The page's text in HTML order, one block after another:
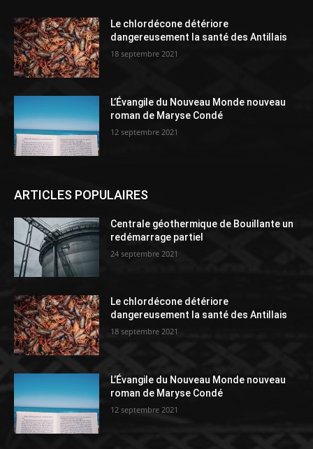
Le chlordécone détériore
dangereusement la santé des Antillais
18 septembre 2021
L’Évangile du Nouveau Monde nouveau
roman de Maryse Condé
12 septembre 2021
ARTICLES POPULAIRES
Centrale géothermique de Bouillante un
redémarrage partiel
24 septembre 2021
Le chlordécone détériore
dangereusement la santé des Antillais
18 septembre 2021
L’Évangile du Nouveau Monde nouveau
roman de Maryse Condé
12 septembre 2021